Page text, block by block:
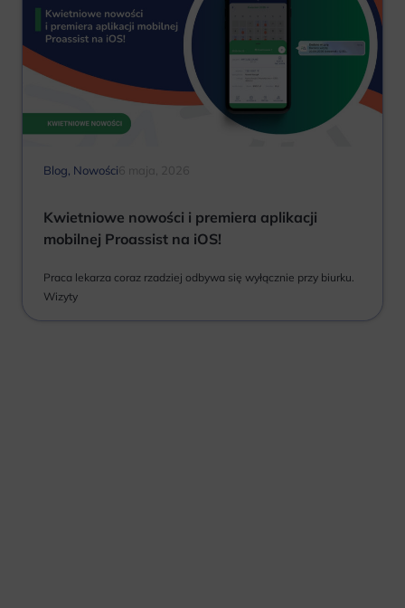
Blog Nowości6 maja, 2026
Kwietniowe nowości i premiera aplikacji
mobilnej Proassist na iOS!
Praca lekarza coraz rzadziej odbywa się wyłącznie przy biurku.
Wizyty